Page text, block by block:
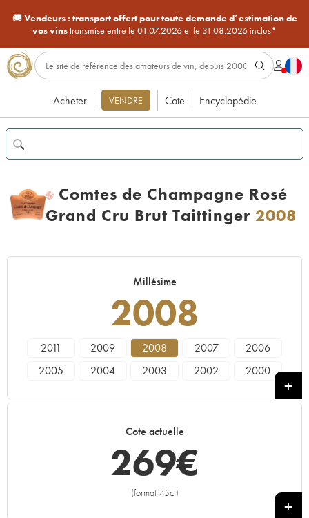
🚚Vendeurs : transport offert pour toute demande d’estimation de
vos vinstransmise entre le 01.07.2026 et le 31.08.2026 inclus*
Acheter VENDRE Cote Encyclopédie
H
Comtes de Champagne Rosé
Grand Cru Brut Taittinger 2008
Millésime
2008
2011 2009 2008 2007
2006
2005
2004 2003 2002
2000
1975
Cote actuelle
269€
(format 75cl)
+